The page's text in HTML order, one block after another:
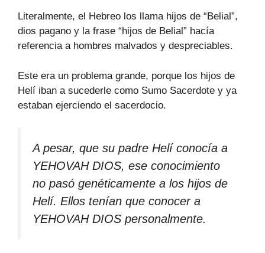
Literalmente, el Hebreo los llama hijos de “Belial”,
dios pagano y la frase “hijos de Belial” hacía
referencia a hombres malvados y despreciables.
Este era un problema grande, porque los hijos de
Helí iban a sucederle como Sumo Sacerdote y ya
estaban ejerciendo el sacerdocio.
A pesar, que su padre Helí conocía a
YEHOVAH DIOS, ese conocimiento
no pasó genéticamente a los hijos de
Helí. Ellos tenían que conocer a
YEHOVAH DIOS personalmente.